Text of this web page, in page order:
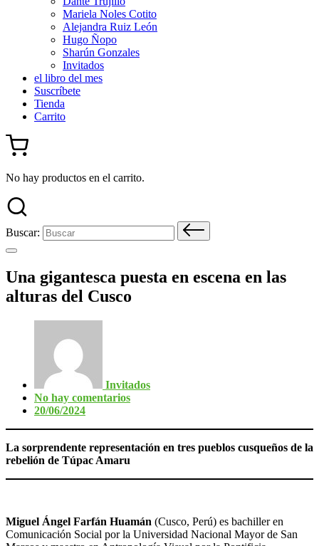
Mariela Noles Cotito
Alejandra Ruiz León
Hugo Ñopo
Sharún Gonzales
Invitados
el libro del mes
Suscríbete
Tienda
Carrito
No hay productos en el carrito.
Buscar:
Una gigantesca puesta en escena en las
alturas del Cusco
Invitados
No hay comentarios
20/06/2024
La sorprendente representación en tres pueblos cusqueños de la
rebelión de Túpac Amaru
Miguel Ángel Farfán Huamán (Cusco, Perú) es bachiller en
Comunicación Social por la Universidad Nacional Mayor de San